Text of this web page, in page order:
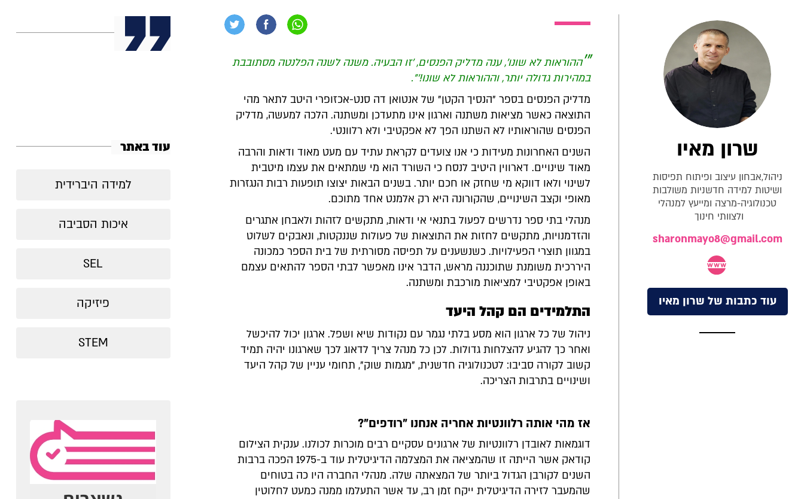
"'ההוראות לא שונו', ענה מדליק הפנסים, 'זו הבעיה. משנה לשנה הפלנטה מסתובבת
במהירות גדולה יותר, וההוראות לא שונו!'".
מדליק הפנסים בספר "הנסיך הקטן" של אנטואן דה סנט-אכזופרי היטב לתאר מהי
התוצאה כאשר מציאות משתנה וארגון אינו מתעדכן ומשתנה. הלכה למעשה, מדליק
הפנסים שהוראותיו לא השתנו הפך לא אפקטיבי ולא רלוונטי.
השנים האחרונות מעידות כי אנו צועדים לקראת עתיד עם מעט מאוד ודאות והרבה
מאוד שינויים. דארווין היטיב לנסח כי השורד הוא מי שמתאים את עצמו מיטבית
לשינוי ולאו דווקא מי שחזק או חכם יותר. בשנים הבאות יצוצו תופעות רבות הנגזרות
מאופי וקצב השינויים, שהקורונה היא רק אלמנט אחד מתוכם.
מנהלי בתי ספר נדרשים לפעול בתנאי אי ודאות, מתקשים לזהות ולאבחן אתגרים
והזדמנויות, מתקשים לחזות את התוצאות של פעולות שננקטות, ונאבקים לשלוט
במגוון תוצרי הפעילויות. כשנשענים על תפיסה מסורתית של בית הספר כמכונה
היררכית משומנת שתוכננה מראש, הדבר אינו מאפשר לבתי הספר להתאים עצמם
באופן אפקטיבי למציאות מורכבת ומשתנה.
התלמידים הם קהל היעד
ניהול של כל ארגון הוא מסע בלתי נגמר עם נקודות שיא ושפל. ארגון יכול להיכשל
ואחר כך להגיע להצלחות גדולות. לכן כל מנהל צריך לדאוג לכך שארגונו יהיה תמיד
קשוב לקורה סביבו: לטכנולוגיה חדשנית, "מגמות שוק", תחומי עניין של קהל היעד
ושינויים בתרבות הצריכה.
אז מהי אותה רלוונטיות אחריה אנחנו "רודפים"?
דוגמאות לאובדן רלוונטיות של ארגונים עסקיים רבים מוכרות לכולנו. ענקית הצילום
קודאק אשר הייתה זו שהמציאה את המצלמה הדיגיטלית עוד ב-1975 הפכה ברבות
השנים לקורבן הגדול ביותר של המצאתה שלה. מנהלי החברה היו כה בטוחים
שהמעבר לזירה הדיגיטלית ייקח זמן רב, עד אשר התעלמו ממנה כמעט לחלוטין
שרון מאיו
ניהול,אבחון עיצוב ופיתוח תפיסות
ושיטות למידה חדשניות משולבות
טכנולוגיה-מרצה ומייעץ למנהלי
ולצוותי חינוך
sharonmayo8@gmail.com
עוד כתבות של שרון מאיו
עוד באתר
למידה היברידית
איכות הסביבה
SEL
פיזיקה
STEM